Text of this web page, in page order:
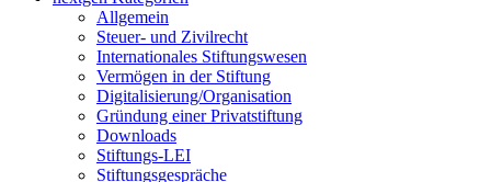
Allgemein
Steuer- und Zivilrecht
Internationales Stiftungswesen
Vermögen in der Stiftung
Digitalisierung/Organisation
Gründung einer Privatstiftung
Downloads
Stiftungs-LEI
Stiftungsgespräche